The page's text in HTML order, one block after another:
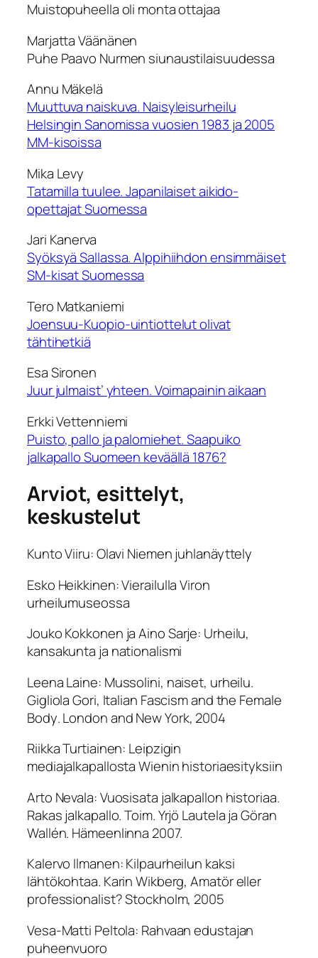
Muistopuheella oli monta ottajaa
Marjatta Väänänen
Puhe Paavo Nurmen siunaustilaisuudessa
Annu Mäkelä
Muuttuva naiskuva. Naisyleisurheilu
Helsingin Sanomissa vuosien 1983 ja 2005
MM-kisoissa
Mika Levy
Tatamilla tuulee. Japanilaiset aikido-
opettajat Suomessa
Jari Kanerva
Syöksyä Sallassa. Alppihiihdon ensimmäiset
SM-kisat Suomessa
Tero Matkaniemi
Joensuu-Kuopio-uintiottelut olivat
tähtihetkiä
Esa Sironen
Juur julmaist’ yhteen. Voimapainin aikaan
Erkki Vettenniemi
Puisto, pallo ja palomiehet. Saapuiko
jalkapallo Suomeen keväällä 1876?
Arviot, esittelyt,
keskustelut
Kunto Viiru:Olavi Niemen juhlanäyttely
Esko Heikkinen:Vierailulla Viron
urheilumuseossa
Jouko Kokkonen ja Aino Sarje: Urheilu,
kansakunta ja nationalismi
Leena Laine: Mussolini, naiset, urheilu.
Gigliola Gori, Italian Fascism and the Female
Body. London and New York, 2004
Riikka Turtiainen: Leipzigin
mediajalkapallosta Wienin historiaesityksiin
Arto Nevala:Vuosisata jalkapallon historiaa.
Rakas jalkapallo. Toim. Yrjö Lautela ja Göran
Wallén. Hämeenlinna 2007.
Kalervo Ilmanen:Kilpaurheilun kaksi
lähtökohtaa. Karin Wikberg,Amatör eller
professionalist?Stockholm, 2005
Vesa-Matti Peltola: Rahvaan edustajan
puheenvuoro